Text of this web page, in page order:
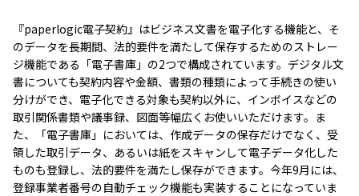
『paperlogic電子契約』はビジネス文書を電子化する機能と、そ
のデータを長期間、法的要件を満たして保存するためのストレー
ジ機能である「電子書庫」の2つで構成されています。デジタル文
書についても契約内容や金額、書類の種類によって手続きの使い
分けができ、電子化できる対象も契約以外に、インボイスなどの
取引関係書類や議事録、図面等幅広くお使いいただけます。ま
た、「電子書庫」においては、作成データの保存だけでなく、受
領した取引データ、あるいは紙をスキャンして電子データ化した
ものも登録し、法的要件を満たし保存ができます。今年9月には、
登録事業者番号の自動チェック機能も実装することになっていま